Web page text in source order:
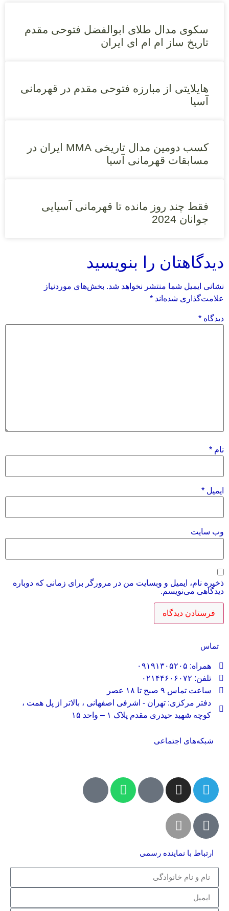
سکوی مدال طلای ابوالفضل فتوحی مقدم
تاریخ ساز ام ام ای ایران
هایلایتی از مبارزه فتوحی مقدم در قهرمانی
آسیا
کسب دومین مدال تاریخی MMA ایران در
مسابقات قهرمانی آسیا
فقط چند روز مانده تا قهرمانی آسیایی
جوانان 2024
دیدگاهتان را بنویسید
نشانی ایمیل شما منتشر نخواهد شد. بخش‌های موردنیاز
علامت‌گذاری شده‌اند *
دیدگاه *
نام *
ایمیل *
وب‌ سایت
ذخیره نام، ایمیل و وبسایت من در مرورگر برای زمانی که دوباره
دیدگاهی می‌نویسم.
تماس
همراه: ۰۹۱۹۱۳۰۵۲۰۵
تلفن: ۰۲۱۴۴۶۰۶۰۷۲
ساعت تماس ۹ صبح تا ۱۸ عصر
دفتر مرکزی: تهران - اشرفی اصفهانی ، بالاتر از پل همت ،
کوچه شهید حیدری مقدم پلاک ۱ – واحد ۱۵
شبکه‌های اجتماعی
ارتباط با نماینده رسمی